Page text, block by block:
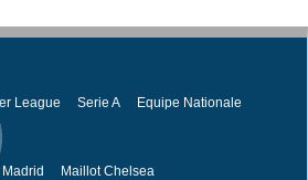
League Serie A Equipe Nationale
Maillot Chelsea